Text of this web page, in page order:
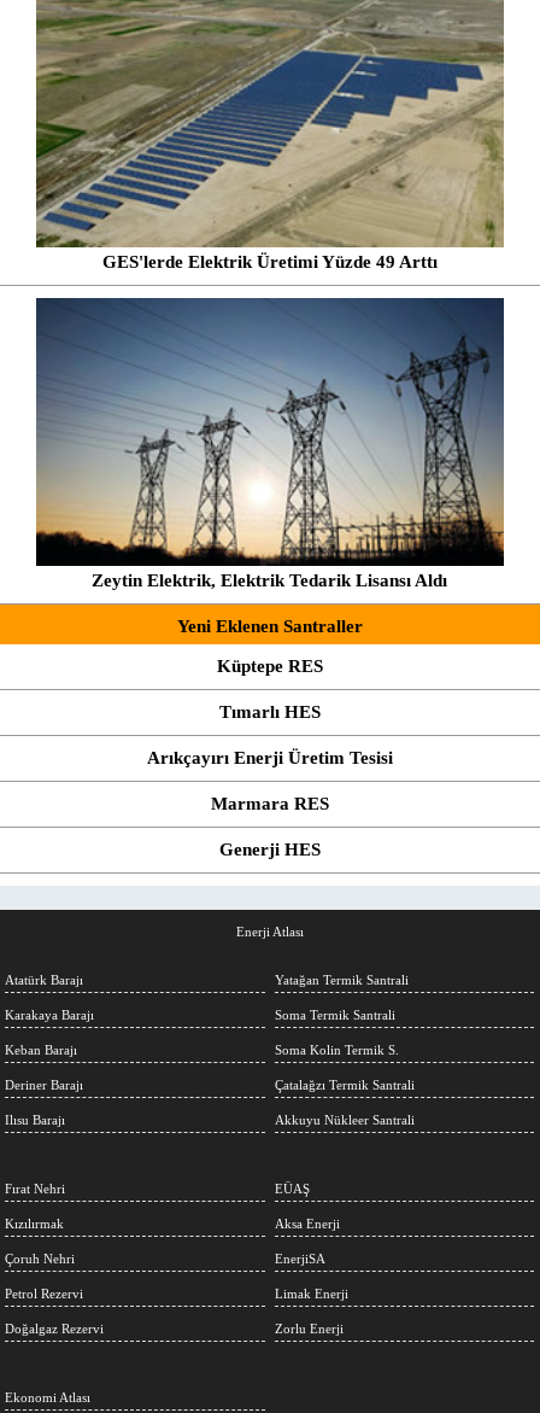
GES'lerde Elektrik Üretimi Yüzde 49 Arttı
Zeytin Elektrik, Elektrik Tedarik Lisansı Aldı
Yeni Eklenen Santraller
Küptepe RES
Tımarlı HES
Arıkçayırı Enerji Üretim Tesisi
Marmara RES
Generji HES
Enerji Atlası
Atatürk Barajı
Karakaya Barajı
Keban Barajı
Deriner Barajı
Ilısu Barajı
Yatağan Termik Santrali
Soma Termik Santrali
Soma Kolin Termik S.
Çatalağzı Termik Santrali
Akkuyu Nükleer Santrali
Fırat Nehri
Kızılırmak
Çoruh Nehri
Petrol Rezervi
Doğalgaz Rezervi
EÜAŞ
Aksa Enerji
EnerjiSA
Limak Enerji
Zorlu Enerji
Ekonomi Atlası